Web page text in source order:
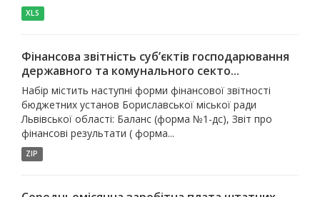
XLS
Фінансова звітність суб’єктів господарювання
державного та комунального секто...
Набір містить наступні форми фінансової звітності
бюджетних установ Бориславської міської ради
Львівської області: Баланс (форма №1-дс), Звіт про
фінансові результати ( форма...
ZIP